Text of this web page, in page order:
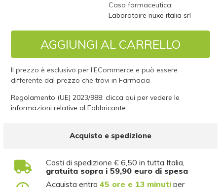
Casa farmaceutica:
Laboratoire nuxe italia srl
AGGIUNGI AL CARRELLO
Il prezzo è esclusivo per l'ECommerce e può essere
differente dal prezzo che trovi in Farmacia
Regolamento (UE) 2023/988: clicca qui per vedere le
informazioni relative al Fabbricante
Acquisto e spedizione
Costi di spedizione € 6,50 in tutta Italia,
gratuita sopra i 59,90 euro di spesa
Acquista entro45 ore e 13 minuti per